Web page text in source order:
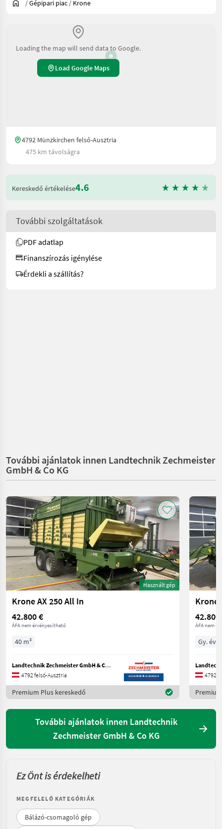
/Gépipari piac / Krone
Loading the map will send data to Google.
Load Google Maps
4792 Münzkirchen felső-Ausztria
475 km távolságra
Kereskedő értékelése4.6
További szolgáltatások
PDF adatlap
Finanszírozás igénylése
Érdekli a szállítás?
További ajánlatok innen Landtechnik Zechmeister
GmbH & Co KG
Használt gép
Krone AX 250 All In
42.800 €
ÁFA nem érvényesíthető
40 m³
Landtechnik Zechmeister GmbH & Co KG
4792 felső-Ausztria
Premium Plus kereskedő
Krone
42.800
ÁFA nem
Gy. év
4792
További ajánlatok innen Landtechnik
Zechmeister GmbH & Co KG
Ez Önt is érdekelheti
MEGFELELŐ KATEGÓRIÁK
Bálázó-csomagoló gép